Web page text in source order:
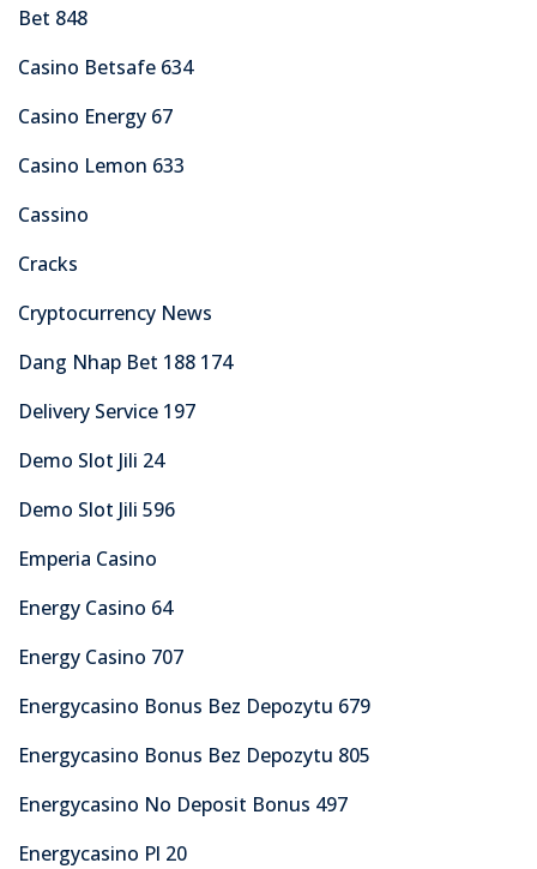
Bet 848
Casino Betsafe 634
Casino Energy 67
Casino Lemon 633
Cassino
Cracks
Cryptocurrency News
Dang Nhap Bet 188 174
Delivery Service 197
Demo Slot Jili 24
Demo Slot Jili 596
Emperia Casino
Energy Casino 64
Energy Casino 707
Energycasino Bonus Bez Depozytu 679
Energycasino Bonus Bez Depozytu 805
Energycasino No Deposit Bonus 497
Energycasino Pl 20